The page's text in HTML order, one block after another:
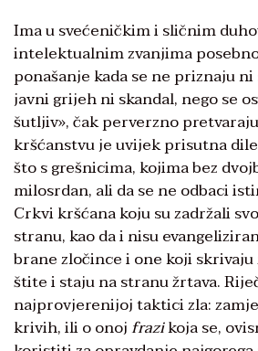
Ima u svećeničkim i sličnim
intelektualnim zvanjima
ponašanje kada se ne priznaju
javni grijeh ni skandal, nego se
šutljiv», čak perverzno
kršćanstvu je uvijek prisutna
što s grešnicima, kojima bez
milosrdan, ali da se ne odbaci
Crkvi kršćana koju su zadržali
stranu, kao da i nisu
brane zločince i one koji
štite i staju na stranu žrtava.
najprovjerenijoj taktici zla:
krivih, ili o onojfrazikoja se,